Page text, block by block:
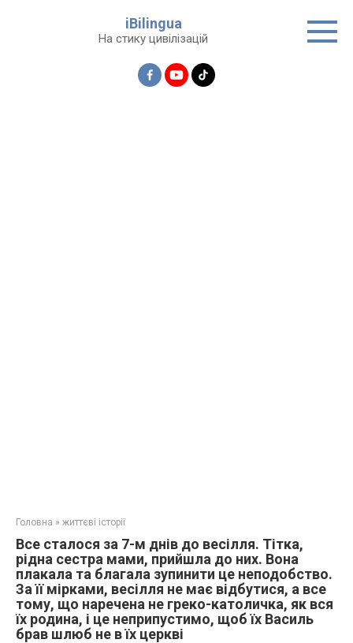
iBilingua
На стику цивілізацій
Головна » життєві історії
Все сталося за 7-м днів до весілля. Тітка,
рідна сестра мами, прийшла до них. Вона
плакала та благала зупинити це неподобство.
За її мірками, весілля не має відбутися, а все
тому, що наречена не греко-католичка, як вся
їх родина, і це неприпустимо, щоб їх Василь
брав шлюб не в їх церкві